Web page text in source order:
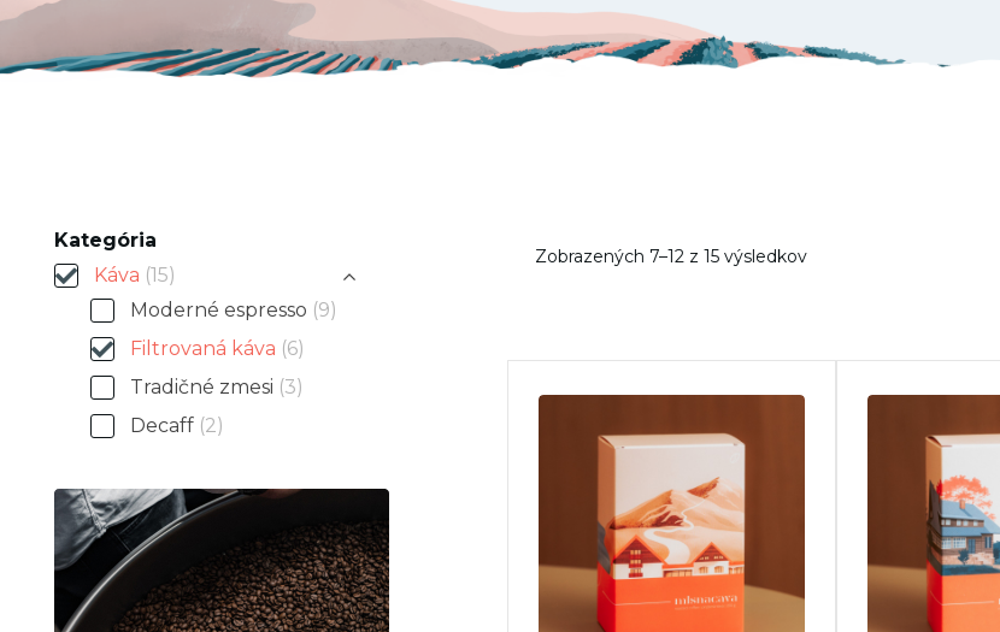
Zobrazených 7–12 z 15 výsledkov
Kategória
Káva (15)
Moderné espresso (9)
Filtrovaná káva (6)
Tradičné zmesi (3)
Decaff (2)